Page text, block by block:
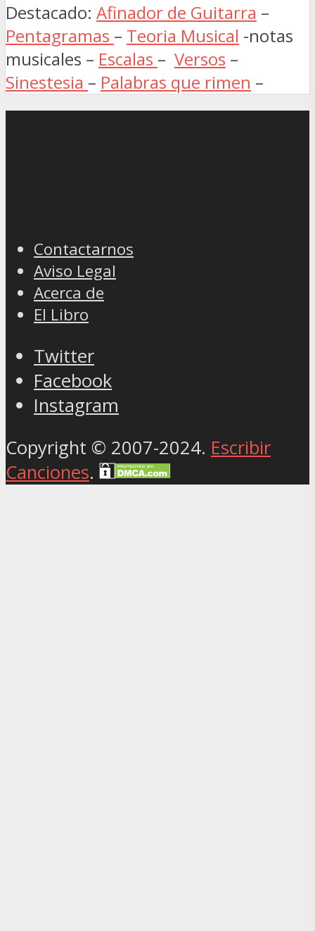
Destacado: Afinador de Guitarra –
Pentagramas – Teoria Musical -notas
musicales – Escalas – Versos –
Sinestesia – Palabras que rimen –
Contactarnos
Aviso Legal
Acerca de
El Libro
Twitter
Facebook
Instagram
Copyright © 2007-2024. Escribir
Canciones.